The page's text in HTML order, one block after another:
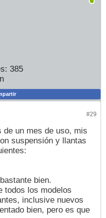
385
#29
de un mes de uso, mis
suspensión y llantas
bien.
todos los modelos
inclusive nuevos
bien, pero es que